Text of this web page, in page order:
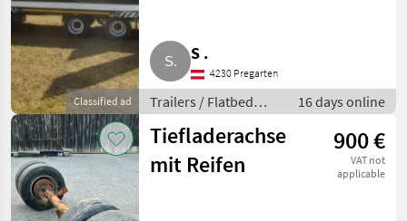
Classified ad
S .
4230 Pregarten
Trailers / Flatbed
trailers
16 days online
Tiefladerachse
mit Reifen
900 €
VAT not
applicable